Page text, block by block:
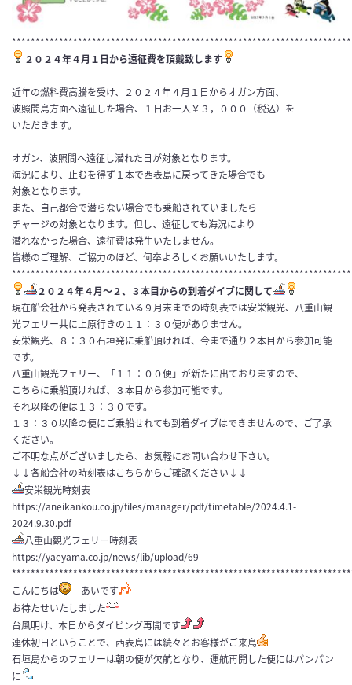
２０２４年４月１日から遠征費を頂戴致します
近年の燃料費高騰を受け、２０２４年４月１日からオガン方面、
波照間島方面へ遠征した場合、１日お一人￥３，０００（税込）を
いただきます。
オガン、波照間へ遠征し潜れた日が対象となります。
海況により、止むを得ず１本で西表島に戻ってきた場合でも
対象となります。
また、自己都合で潜らない場合でも乗船されていましたら
チャージの対象となります。但し、遠征しても海況により
潜れなかった場合、遠征費は発生いたしません。
皆様のご理解、ご協力のほど、何卒よろしくお願いいたします。
２０２４年４月〜２、３本目からの到着ダイブに関して
現在船会社から発表されている９月末までの時刻表では安栄観光、八重山観
光フェリー共に上原行きの１１：３０便がありません。
安栄観光、８：３０石垣発に乗船頂ければ、今まで通り２本目から参加可能
です。
八重山観光フェリー、「１１：００便」が新たに出ておりますので、
こちらに乗船頂ければ、３本目から参加可能です。
それ以降の便は１３：３０です。
１３：３０以降の便にご乗船せれても到着ダイブはできませんので、ご了承
ください。
ご不明な点がございましたら、お気軽にお問い合わせ下さい。
↓↓各船会社の時刻表はこちらからご確認ください↓↓
安栄観光時刻表
https://aneikankou.co.jp/files/manager/pdf/timetable/2024.4.1-
2024.9.30.pdf
八重山観光フェリー時刻表
https://yaeyama.co.jp/news/lib/upload/69-
こんにちは
あいです
お待たせいたしました
台風明け、本日からダイビング再開です
連休初日ということで、西表島には続々とお客様がご来島
石垣島からのフェリーは朝の便が欠航となり、運航再開した便にはパンパン
に